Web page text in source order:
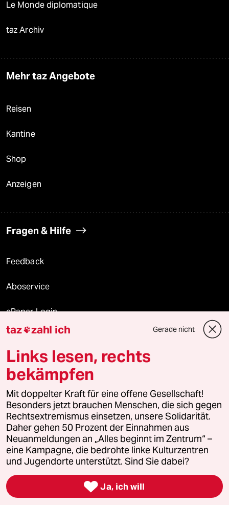
Le Monde diplomatique
taz Archiv
Mehr taz Angebote
Reisen
Kantine
Shop
Anzeigen
Fragen & Hilfe
Feedback
Aboservice
ePaper Login
Downloads für Abonnierende
© 2026 taz Verlags und Vertriebs GmbH
Alle Rechte vorbehalten. Bei rechtlichen Fragen oder für Genehmigungen
wenden Sie sich bitte an
lizenzen@taz.de
Feedback Redaktionsstatut Kommune-Richtlinien
Leitlinie Informant Datenschutz Impressum AGB
Seitenwende Einwilligungen widerrufen (Ads)
taz zahl ich Gerade nicht
Links lesen, rechts
bekämpfen
Mit doppelter Kraft für eine offene Gesellschaft!
Besonders jetzt brauchen Menschen, die sich gegen
Rechtsextremismus einsetzen, unsere Solidarität.
Daher gehen 50 Prozent der Einnahmen aus
Neuanmeldungen an „Alles beginnt im Zentrum“ –
eine Kampagne, die bedrohte linke Kulturzentren
und Jugendorte unterstützt. Sind Sie dabei?
 Ja, ich will